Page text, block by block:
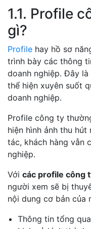
1.1. Profile
gì?
Profile hay hồ sơ
trình bày các thông
doanh nghiệp. Đây
thể hiện xuyên suốt
doanh nghiệp.
Profile công ty
hiện hình ảnh thu
tác, khách hàng vẫn
nghiệp.
Với các profile công
người xem sẽ bị
nội dung cơ bản của
Thông tin tổng